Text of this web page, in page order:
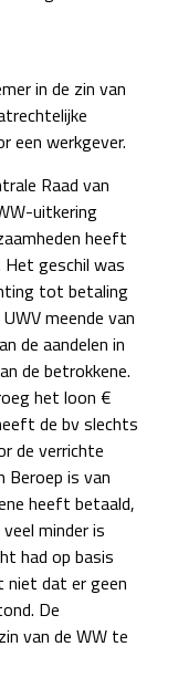
in de zin van
een werkgever.
Raad van
uitkering
heeft
geschil was
tot betaling
meende van
de aandelen in
de betrokkene.
het loon €
de bv slechts
de verrichte
Beroep is van
heeft betaald,
minder is
had op basis
niet dat er geen
De
van de WW te